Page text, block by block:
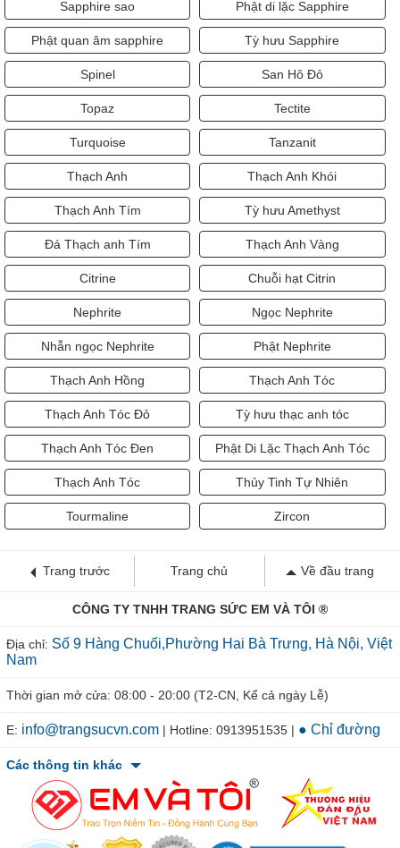
Sapphire sao Phật di lặc Sapphire
Phật quan âm sapphire Tỳ hưu Sapphire
Spinel San Hô Đỏ
Topaz Tectite
Turquoise Tanzanit
Thạch Anh Thạch Anh Khói
Thạch Anh Tím Tỳ hưu Amethyst
Đá Thạch anh Tím Thạch Anh Vàng
Citrine Chuỗi hạt Citrin
Nephrite Ngọc Nephrite
Nhẫn ngọc Nephrite Phật Nephrite
Thạch Anh Hồng Thạch Anh Tóc
Thạch Anh Tóc Đỏ Tỳ hưu thạc anh tóc
Thạch Anh Tóc Đen Phật Di Lặc Thạch Anh Tóc
Thạch Anh Tóc Thủy Tinh Tự Nhiên
Tourmaline Zircon
Trang trước Trang chủ Về đầu trang
CÔNG TY TNHH TRANG SỨC EM VÀ TÔI ®
Địa chỉ: Số 9 Hàng Chuối,Phường Hai Bà Trưng, Hà Nội, Việt
Nam
Thời gian mở cửa: 08:00 - 20:00 (T2-CN, Kể cả ngày Lễ)
E: info@trangsucvn.com | Hotline: 0913951535 | ● Chỉ đường
Các thông tin khác